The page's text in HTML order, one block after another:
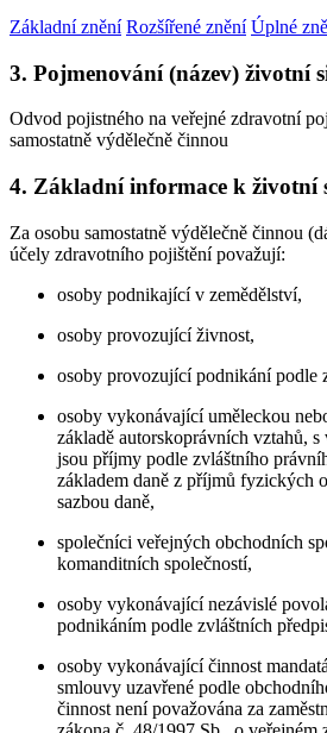
Základní znění Rozšířené znění Úplné
3. Pojmenování (název) životní
Odvod pojistného na veřejné zdravotní
samostatně výdělečně činnou
4. Základní informace k životní
Za osobu samostatně výdělečně činnou
účely zdravotního pojištění považují:
osoby podnikající v zemědělství,
osoby provozující živnost,
osoby provozující podnikání podle
osoby vykonávající uměleckou
základě autorskoprávních vztahů,
jsou příjmy podle zvláštního
základem daně z příjmů fyzických
sazbou daně,
společníci veřejných obchodních
komanditních společností,
osoby vykonávající nezávislé
podnikáním podle zvláštních
osoby vykonávající činnost
smlouvy uzavřené podle
činnost není považována za